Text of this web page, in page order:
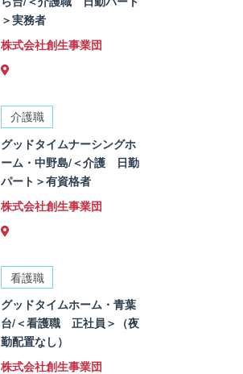
＞実務者
株式会社創生事業団
介護職
グッドタイムナーシングホ
ーム・中野島/＜介護 日勤
パート＞有資格者
株式会社創生事業団
看護職
グッドタイムホーム・青葉
台/＜看護職 正社員＞（夜
勤配置なし）
株式会社創生事業団